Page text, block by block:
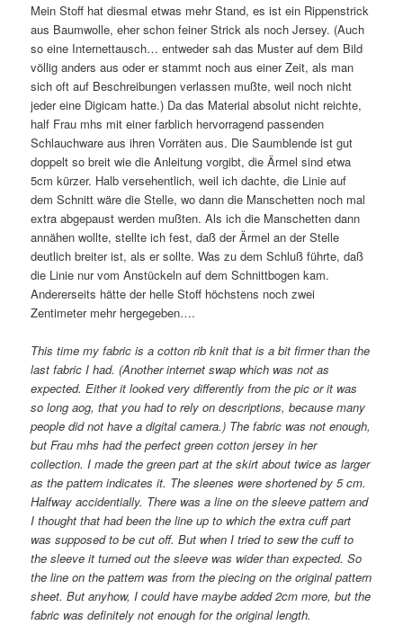
Mein Stoff hat diesmal etwas mehr Stand, es ist ein Rippenstrick
aus Baumwolle, eher schon feiner Strick als noch Jersey. (Auch
so eine Internettausch… entweder sah das Muster auf dem Bild
völlig anders aus oder er stammt noch aus einer Zeit, als man
sich oft auf Beschreibungen verlassen mußte, weil noch nicht
jeder eine Digicam hatte.) Da das Material absolut nicht reichte,
half Frau mhs mit einer farblich hervorragend passenden
Schlauchware aus ihren Vorräten aus. Die Saumblende ist gut
doppelt so breit wie die Anleitung vorgibt, die Ärmel sind etwa
5cm kürzer. Halb versehentlich, weil ich dachte, die Linie auf
dem Schnitt wäre die Stelle, wo dann die Manschetten noch mal
extra abgepaust werden mußten. Als ich die Manschetten dann
annähen wollte, stellte ich fest, daß der Ärmel an der Stelle
deutlich breiter ist, als er sollte. Was zu dem Schluß führte, daß
die Linie nur vom Anstückeln auf dem Schnittbogen kam.
Andererseits hätte der helle Stoff höchstens noch zwei
Zentimeter mehr hergegeben….
This time my fabric is a cotton rib knit that is a bit firmer than the
last fabric I had. (Another internet swap which was not as
expected. Either it looked very differently from the pic or it was
so long aog, that you had to rely on descriptions, because many
people did not have a digital camera.) The fabric was not enough,
but Frau mhs had the perfect green cotton jersey in her
collection. I made the green part at the skirt about twice as larger
as the pattern indicates it. The sleenes were shortened by 5 cm.
Halfway accidentially. There was a line on the sleeve pattern and
I thought that had been the line up to which the extra cuff part
was supposed to be cut off. But when I tried to sew the cuff to
the sleeve it turned out the sleeve was wider than expected. So
the line on the pattern was from the piecing on the original pattern
sheet. But anyhow, I could have maybe added 2cm more, but the
fabric was definitely not enough for the original length.